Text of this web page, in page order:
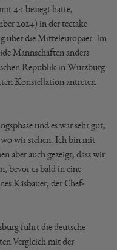
4:1 besiegt hatte,
2024) in der tectake
über die Mitteleuropäer. Im
Mannschaften anders
Republik in Würzburg
Konstellation antreten
und es war sehr gut,
wir stehen. Ich bin mit
aber auch gezeigt, dass wir
bevor es bald in eine
Käsbauer, der Chef-
führt die deutsche
Vergleich mit der